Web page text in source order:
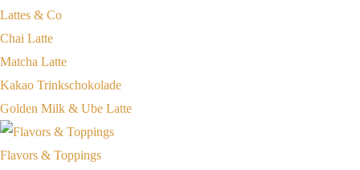
Lattes & Co
Chai Latte
Matcha Latte
Kakao Trinkschokolade
Golden Milk & Ube Latte
Flavors & Toppings